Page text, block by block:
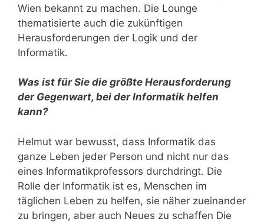
Wien bekannt zu machen. Die Lounge
thematisierte auch die zukünftigen
Herausforderungen der Logik und der
Informatik.
Was ist für Sie die größte Herausforderung
der Gegenwart, bei der Informatik helfen
kann?
Helmut war bewusst, dass Informatik das
ganze Leben jeder Person und nicht nur das
eines Informatikprofessors durchdringt. Die
Rolle der Informatik ist es, Menschen im
täglichen Leben zu helfen, sie näher zueinander
zu bringen, aber auch Neues zu schaffen Die